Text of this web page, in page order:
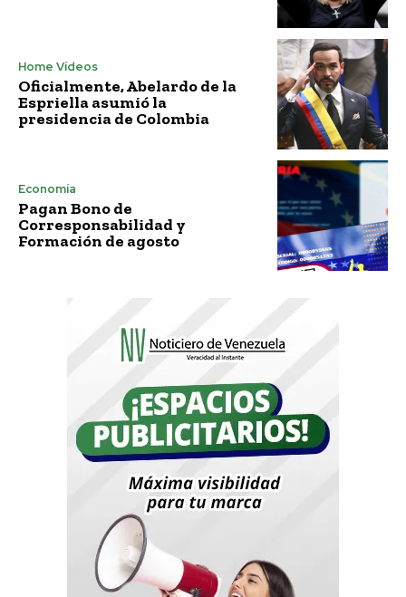
Home Vídeos
Oficialmente, Abelardo de la
Espriella asumió la
presidencia de Colombia
Economía
Pagan Bono de
Corresponsabilidad y
Formación de agosto